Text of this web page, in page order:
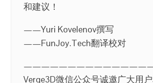
和建议！
——Yuri Kovelenov撰写
——FunJoy.Tech翻译校对
Verge3D微信公众号诚邀广大用